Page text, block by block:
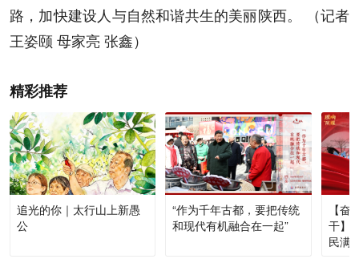
路，加快建设人与自然和谐共生的美丽陕西。 （记者
王姿颐 母家亮 张鑫）
精彩推荐
追光的你｜太行山上新愚
公
“作为千年古都，要把传统
和现代有机融合在一起”
【奋
干】
民满